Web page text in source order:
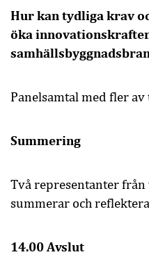
Hur kan tydliga krav
öka
Panelsamtal med fler av
Summering
Två representanter
summerar och
14.00 Avslut